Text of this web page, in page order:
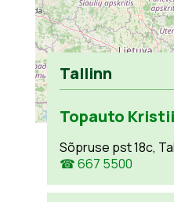
Tallinn
Topauto
Sõpruse pst 18c,
☎ 667 5500